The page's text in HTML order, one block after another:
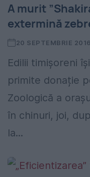
A murit
extermină
20 SEPTEMBRIE 2016
Edilii timișoreni
primite donație
Zoologică a
în chinuri, joi,
la...